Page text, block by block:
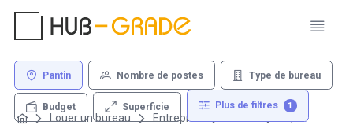
Pantin Nombre de postes Type de bureau
Budget Superficie Plus de filtres 1
Louer un bureau Entreprise